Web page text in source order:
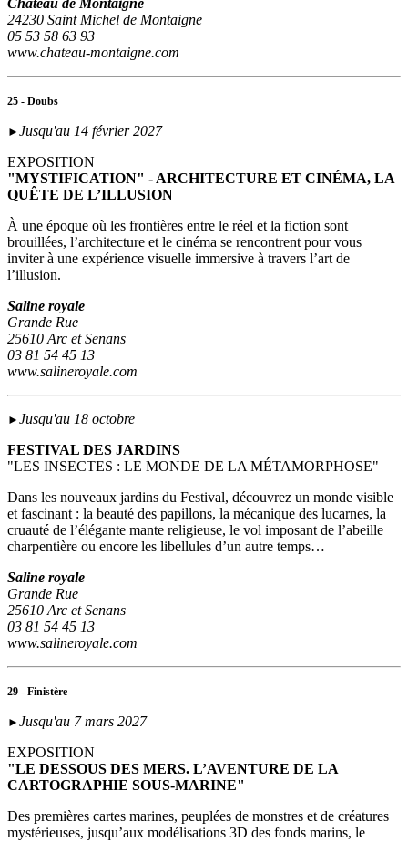
Château de Montaigne
24230 Saint Michel de Montaigne
05 53 58 63 93
www.chateau-montaigne.com
25 - Doubs
► Jusqu'au 14 février 2027
EXPOSITION
"MYSTIFICATION" - ARCHITECTURE ET CINÉMA, LA
QUÊTE DE L’ILLUSION
À une époque où les frontières entre le réel et la fiction sont
brouillées, l’architecture et le cinéma se rencontrent pour vous
inviter à une expérience visuelle immersive à travers l’art de
l’illusion.
Saline royale
Grande Rue
25610 Arc et Senans
03 81 54 45 13
www.salineroyale.com
► Jusqu'au 18 octobre
FESTIVAL DES JARDINS
"LES INSECTES : LE MONDE DE LA MÉTAMORPHOSE"
Dans les nouveaux jardins du Festival, découvrez un monde visible
et fascinant : la beauté des papillons, la mécanique des lucarnes, la
cruauté de l’élégante mante religieuse, le vol imposant de l’abeille
charpentière ou encore les libellules d’un autre temps…
Saline royale
Grande Rue
25610 Arc et Senans
03 81 54 45 13
www.salineroyale.com
29 - Finistère
► Jusqu'au 7 mars 2027
EXPOSITION
"LE DESSOUS DES MERS. L’AVENTURE DE LA
CARTOGRAPHIE SOUS-MARINE"
Des premières cartes marines, peuplées de monstres et de créatures
mystérieuses, jusqu’aux modélisations 3D des fonds marins, le